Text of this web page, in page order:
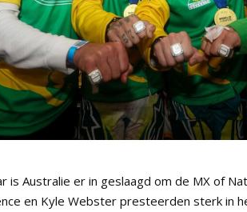
is Australie er in geslaagd om de MX of
en Kyle Webster presteerden sterk in